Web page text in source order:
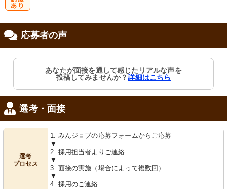
応募者の声
あなたが面接を通して感じたリアルな声を
投稿してみませんか？詳細はこちら
選考・面接
選考
プロセス
1. みんジョブの応募フォームからご応募
▼
2. 採用担当者よりご連絡
▼
3. 面接の実施（場合によって複数回）
▼
4. 採用のご連絡